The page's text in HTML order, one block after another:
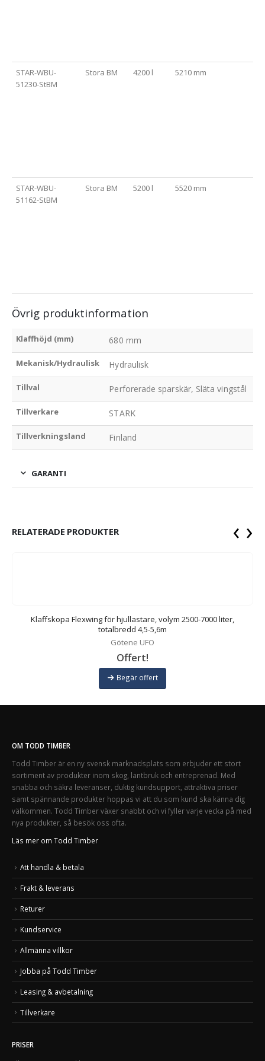
STAR-WBU-
51230-StBM
Stora BM 4200 l 5210 mm
STAR-WBU-
51162-StBM
Stora BM 5200 l 5520 mm
Övrig produktinformation
Klaffhöjd (mm) 680 mm
Mekanisk/Hydraulisk Hydraulisk
Tillval Perforerade sparskär, Släta vingstål
Tillverkare STARK
Tillverkningsland Finland
GARANTI
RELATERADE PRODUKTER
Klaffskopa Flexwing för hjullastare, volym 2500-7000 liter,
totalbredd 4,5-5,6m
Götene UFO
Offert!
Begär offert
‹ ›
OM TODD TIMBER
Todd Timber är en ny svensk marknadsplats som erbjuder ett stort
sortiment av produkter inom skog, lantbruk och entreprenad. Med
snabba och säkra leveranser, duktig kundsupport, attraktiva priser
samt spännande produkter hoppas vi att du som kund ska känna dig
välkommen. Todd Timber växer snabbt och vi fyller varje vecka på med
nya produkter, så besök oss ofta.
Läs mer om Todd Timber
Att handla & betala
Frakt & leverans
Returer
Kundservice
Allmänna villkor
Jobba på Todd Timber
Leasing & avbetalning
Tillverkare
PRISER